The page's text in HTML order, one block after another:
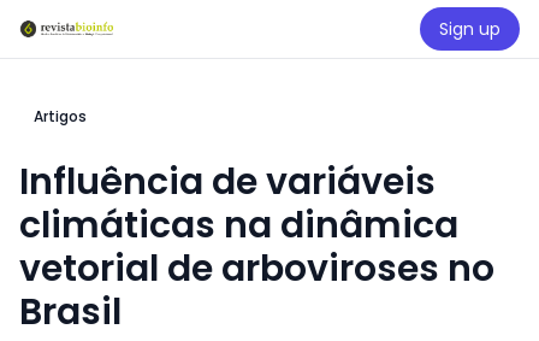
Sign up
Artigos
Influência de variáveis
climáticas na dinâmica
vetorial de arboviroses no
Brasil